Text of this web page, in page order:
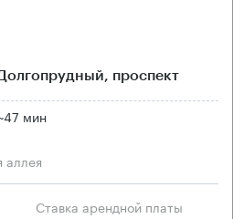
проспект
47 мин
Ставка арендной платы